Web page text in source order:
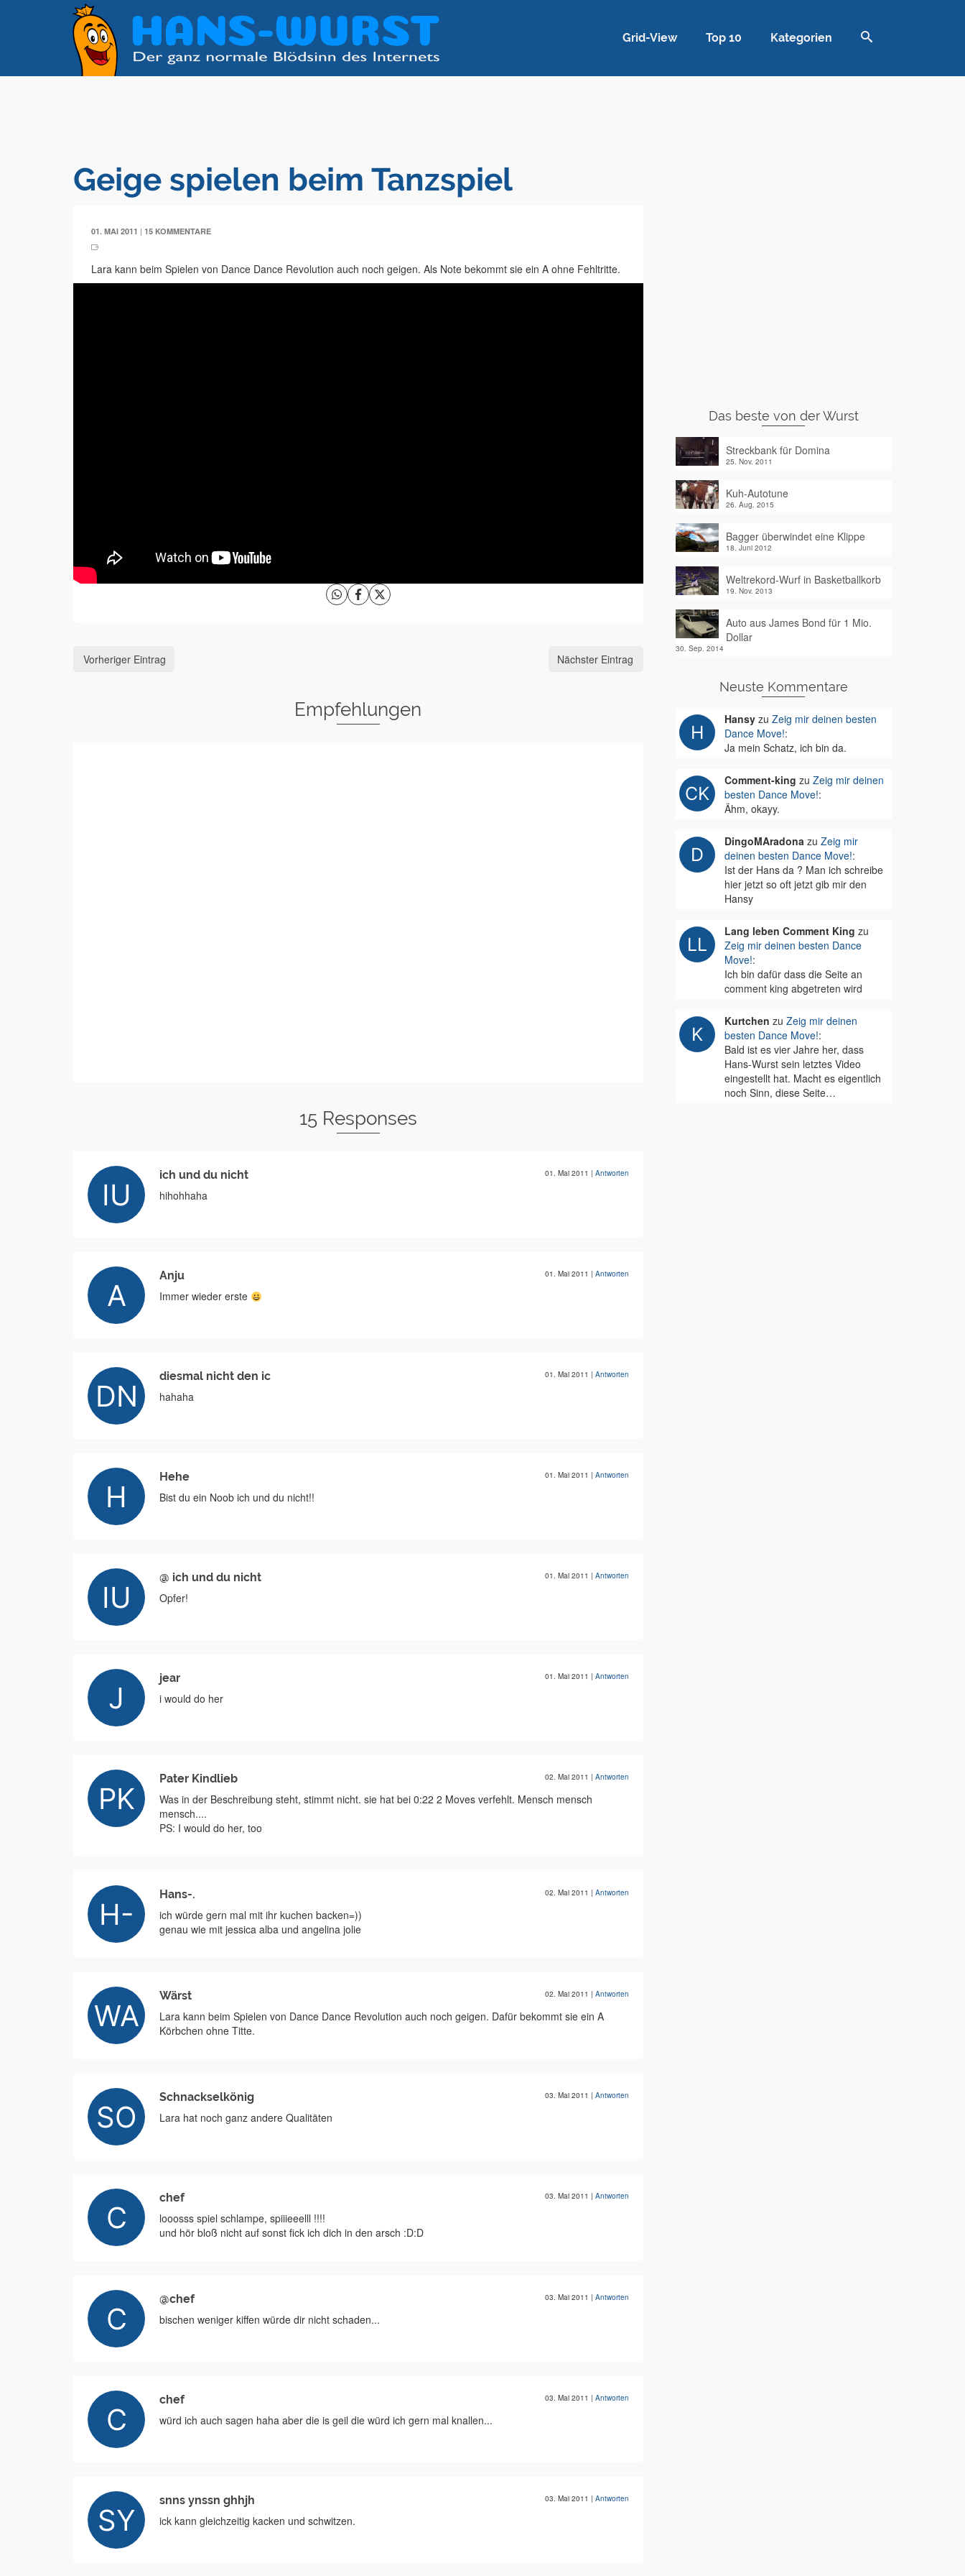
Grid-View Top 10 Kategorien
Geige spielen beim Tanzspiel
01. MAI 2011 | 15 KOMMENTARE
Lara kann beim Spielen von Dance Dance Revolution auch noch geigen. Als Note bekommt sie ein A ohne Fehltritte.
Vorheriger Eintrag Nächster Eintrag
Empfehlungen
15 Responses
ich und du nicht 01. Mai 2011 | Antworten
hihohhaha
Anju 01. Mai 2011 | Antworten
Immer wieder erste
diesmal nicht den ic 01. Mai 2011 | Antworten
hahaha
Hehe 01. Mai 2011 | Antworten
Bist du ein Noob ich und du nicht!!
@ ich und du nicht 01. Mai 2011 | Antworten
Opfer!
jear 01. Mai 2011 | Antworten
i would do her
Pater Kindlieb 02. Mai 2011 | Antworten
Was in der Beschreibung steht, stimmt nicht. sie hat bei 0:22 2 Moves verfehlt. Mensch mensch
mensch....
PS: I would do her, too
Hans-. 02. Mai 2011 | Antworten
ich würde gern mal mit ihr kuchen backen=))
genau wie mit jessica alba und angelina jolie
Wärst 02. Mai 2011 | Antworten
Lara kann beim Spielen von Dance Dance Revolution auch noch geigen. Dafür bekommt sie ein A
Körbchen ohne Titte.
Schnackselkönig 03. Mai 2011 | Antworten
Lara hat noch ganz andere Qualitäten
chef 03. Mai 2011 | Antworten
looosss spiel schlampe, spiiieeelll !!!!
und hör bloß nicht auf sonst fick ich dich in den arsch :D:D
@chef 03. Mai 2011 | Antworten
bischen weniger kiffen würde dir nicht schaden...
chef 03. Mai 2011 | Antworten
würd ich auch sagen haha aber die is geil die würd ich gern mal knallen...
snns ynssn ghhjh 03. Mai 2011 | Antworten
ick kann gleichzeitig kacken und schwitzen.
Das beste von der Wurst
Streckbank für Domina
25. Nov. 2011
Kuh-Autotune
26. Aug. 2015
Bagger überwindet eine Klippe
18. Juni 2012
Weltrekord-Wurf in Basketballkorb
19. Nov. 2013
Auto aus James Bond für 1 Mio.
Dollar
30. Sep. 2014
Neuste Kommentare
Hansyzu Zeig mir deinen besten
Dance Move!:
Ja mein Schatz, ich bin da.
Comment-king zu Zeig mir deinen
besten Dance Move!:
Ähm, okayy.
DingoMAradonazu Zeig mir
deinen besten Dance Move!:
Ist der Hans da ? Man ich schreibe
hier jetzt so oft jetzt gib mir den
Hansy
Lang leben Comment King zu
Zeig mir deinen besten Dance
Move!:
Ich bin dafür dass die Seite an
comment king abgetreten wird
Kurtchen zu Zeig mir deinen
besten Dance Move!:
Bald ist es vier Jahre her, dass
Hans-Wurst sein letztes Video
eingestellt hat. Macht es eigentlich
noch Sinn, diese Seite…